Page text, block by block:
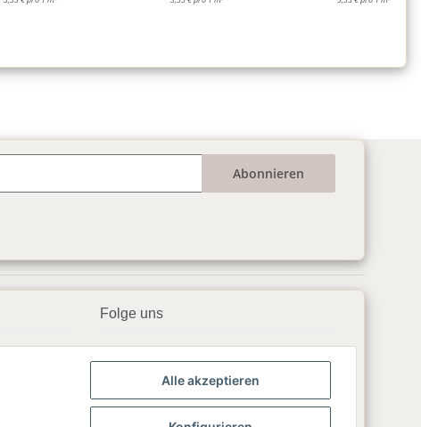
Abonnieren
Folge uns
▶️ YouTube
Alle akzeptieren